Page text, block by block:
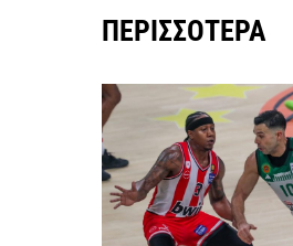
ΠΕΡΙΣΣΌΤΕΡΑ